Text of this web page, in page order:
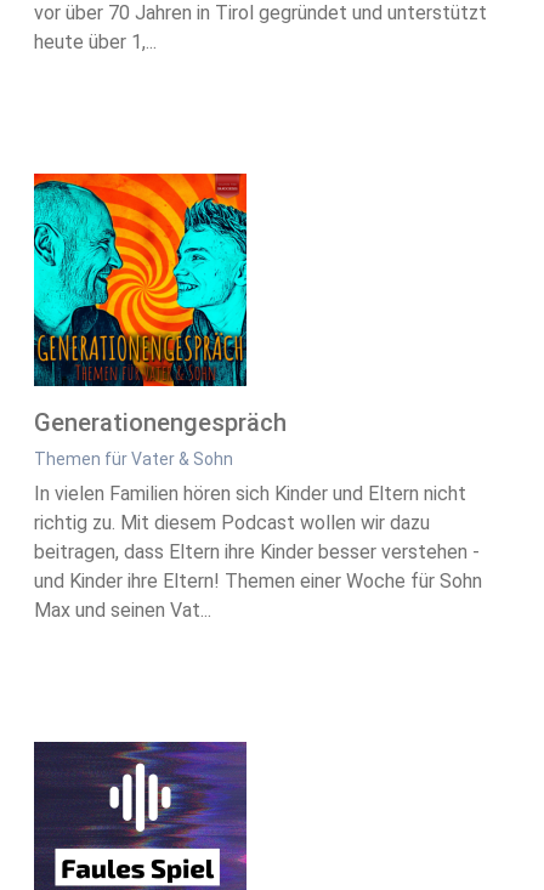
vor über 70 Jahren in Tirol gegründet und unterstützt
heute über 1,...
Generationengespräch
Themen für Vater & Sohn
In vielen Familien hören sich Kinder und Eltern nicht
richtig zu. Mit diesem Podcast wollen wir dazu
beitragen, dass Eltern ihre Kinder besser verstehen -
und Kinder ihre Eltern! Themen einer Woche für Sohn
Max und seinen Vat...